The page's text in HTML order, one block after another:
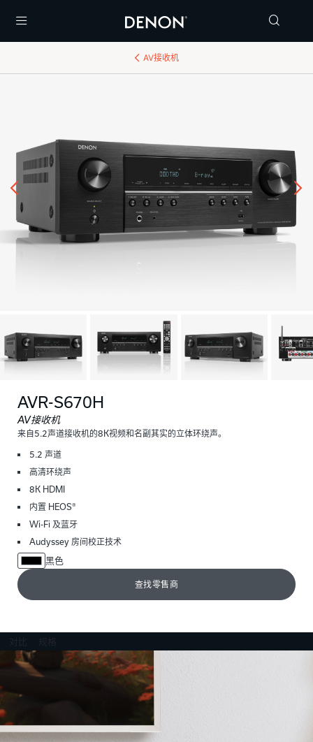
AV接收机
后退
AVR-S670H
AV接收机
来自5.2声道接收机的8K视频和名副其实的立体环绕声。
5.2 声道
高清环绕声
8K HDMI
内置 HEOS®
Wi-Fi 及蓝牙
Audyssey 房间校正技术
黑色
查找零售商